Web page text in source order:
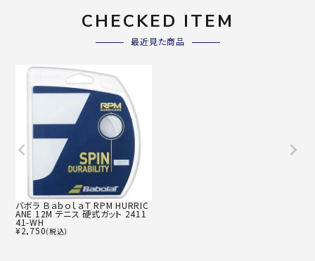
CHECKED ITEM
最近見た商品
バボラ ＢａｂｏｌａＴ RPM HURRIC
ANE 12M テニス 硬式ガット 2411
41-WH
¥2,750(税込)